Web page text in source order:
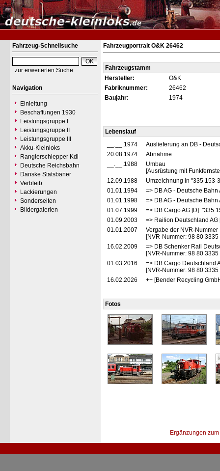
Fahrzeug-Schnellsuche
zur erweiterten Suche
Navigation
Einleitung
Beschaffungen 1930
Leistungsgruppe I
Leistungsgruppe II
Leistungsgruppe III
Akku-Kleinloks
Rangierschlepper Kdl
Deutsche Reichsbahn
Danske Statsbaner
Verbleib
Lackierungen
Sonderseiten
Bildergalerien
Fahrzeugportrait O&K 26462
Fahrzeugstamm
Hersteller:
O&K
Fabriknummer:
26462
Baujahr:
1974
Lebenslauf
__.__.1974
Auslieferung an DB -
20.08.1974
Abnahme
__.__.1988
Umbau
[Ausrüstung mit
12.09.1988
Umzeichnung in "335 153-
01.01.1994
=> DB AG - Deutsche
01.01.1998
=> DB AG - Deutsche
01.07.1999
=> DB Cargo AG [D] "335
01.09.2003
=> Railion Deutschland
01.01.2007
Vergabe der NVR-Nummer
[NVR-Nummer: 98 80
16.02.2009
=> DB Schenker Rail
[NVR-Nummer: 98 80
01.03.2016
=> DB Cargo Deutschland
[NVR-Nummer: 98 80
16.02.2026
++ [Bender Recycling
Fotos
Ergänzungen